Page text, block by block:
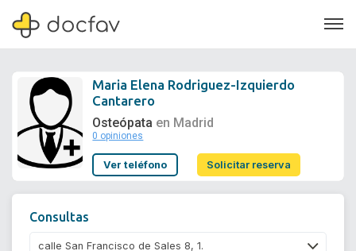
Quiénes somos
Maria Elena Rodriguez-Izquierdo
Cantarero
Osteópata en Madrid
0 opiniones
Ver teléfono Solicitar reserva
Consultas